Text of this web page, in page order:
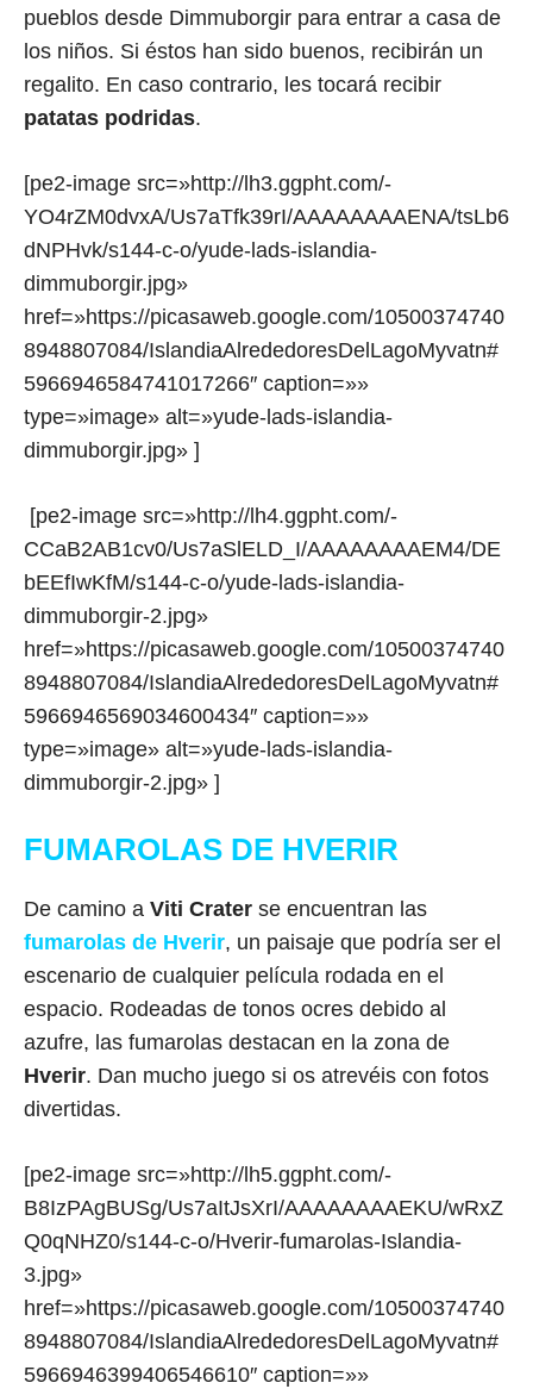
pueblos desde Dimmuborgir para entrar a casa de
los niños. Si éstos han sido buenos, recibirán un
regalito. En caso contrario, les tocará recibir
patatas podridas.
[pe2-image src=»http://lh3.ggpht.com/-
YO4rZM0dvxA/Us7aTfk39rI/AAAAAAAAENA/tsLb6
dNPHvk/s144-c-o/yude-lads-islandia-
dimmuborgir.jpg»
href=»https://picasaweb.google.com/10500374740
8948807084/IslandiaAlrededoresDelLagoMyvatn#
5966946584741017266″ caption=»»
type=»image» alt=»yude-lads-islandia-
dimmuborgir.jpg» ]
[pe2-image src=»http://lh4.ggpht.com/-
CCaB2AB1cv0/Us7aSlELD_I/AAAAAAAAEM4/DE
bEEfIwKfM/s144-c-o/yude-lads-islandia-
dimmuborgir-2.jpg»
href=»https://picasaweb.google.com/10500374740
8948807084/IslandiaAlrededoresDelLagoMyvatn#
5966946569034600434″ caption=»»
type=»image» alt=»yude-lads-islandia-
dimmuborgir-2.jpg» ]
FUMAROLAS DE HVERIR
De camino a Viti Crater se encuentran las
fumarolas de Hverir, un paisaje que podría ser el
escenario de cualquier película rodada en el
espacio. Rodeadas de tonos ocres debido al
azufre, las fumarolas destacan en la zona de
Hverir. Dan mucho juego si os atrevéis con fotos
divertidas.
[pe2-image src=»http://lh5.ggpht.com/-
B8IzPAgBUSg/Us7aItJsXrI/AAAAAAAAEKU/wRxZ
Q0qNHZ0/s144-c-o/Hverir-fumarolas-Islandia-
3.jpg»
href=»https://picasaweb.google.com/10500374740
8948807084/IslandiaAlrededoresDelLagoMyvatn#
5966946399406546610″ caption=»»